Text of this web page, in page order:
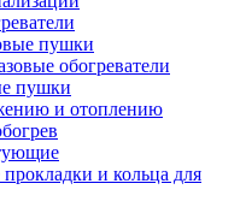
пушки
обогреватели
пушки
и отоплению
и кольца для